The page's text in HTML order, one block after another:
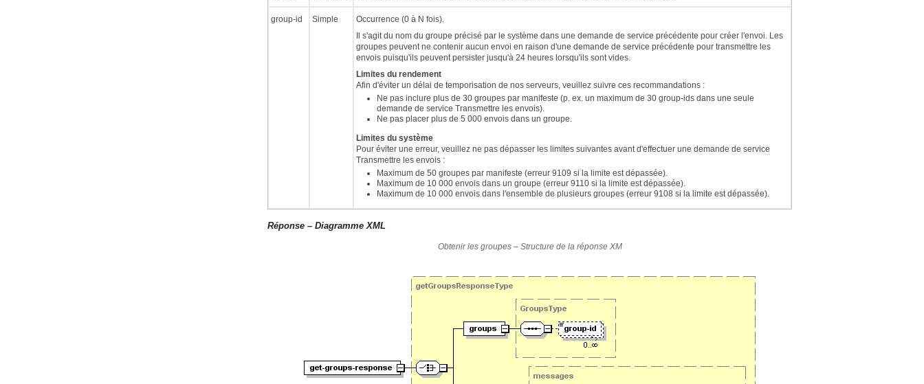
group-id Simple
Occurrence (0 à N fois).
Il s'agit du nom du groupe précisé par le système dans une demande de service précédente pour créer l'envoi. Les
groupes peuvent ne contenir aucun envoi en raison d'une demande de service précédente pour transmettre les
envois puisqu'ils peuvent persister jusqu'à 24 heures lorsqu'ils sont vides.
Limites du rendement
Afin d'éviter un délai de temporisation de nos serveurs, veuillez suivre ces recommandations :
Ne pas inclure plus de 30 groupes par manifeste (p. ex. un maximum de 30 group-ids dans une seule
demande de service Transmettre les envois).
Ne pas placer plus de 5 000 envois dans un groupe.
Limites du système
Pour éviter une erreur, veuillez ne pas dépasser les limites suivantes avant d'effectuer une demande de service
Transmettre les envois :
Maximum de 50 groupes par manifeste (erreur 9109 si la limite est dépassée).
Maximum de 10 000 envois dans un groupe (erreur 9110 si la limite est dépassée).
Maximum de 10 000 envois dans l'ensemble de plusieurs groupes (erreur 9108 si la limite est dépassée).
Réponse – Diagramme XML
Obtenir les groupes – Structure de la réponse XM